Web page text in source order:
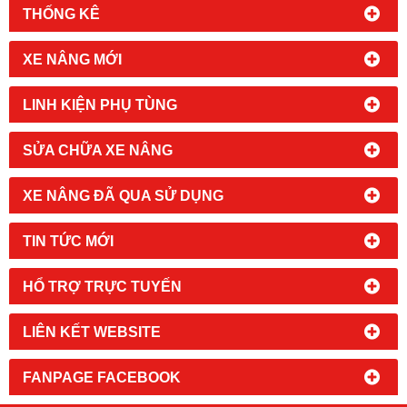
THỐNG KÊ
XE NÂNG MỚI
LINH KIỆN PHỤ TÙNG
SỬA CHỮA XE NÂNG
XE NÂNG ĐÃ QUA SỬ DỤNG
TIN TỨC MỚI
HỔ TRỢ TRỰC TUYẾN
LIÊN KẾT WEBSITE
FANPAGE FACEBOOK